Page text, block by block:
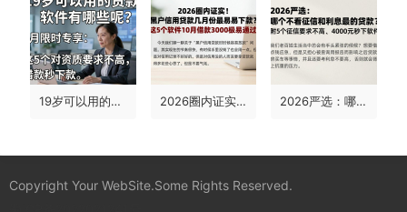
19岁可以用的贷款软件有哪些呢？5月限时专享，这5个对资质要求不高、借款秒下款！ 2026圈内证实！黑户信用贷款几月份最容易下款？这5个软件10月借款3000极易通过 2026严选：哪个不看征信和利息最低的贷款？附5个征信要求不高、4000元秒下软件
Copyright Your WebSite.Some Rights Reserved.